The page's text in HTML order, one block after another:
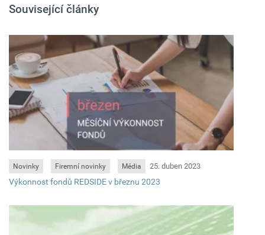
Související články
Novinky Firemní novinky Média 25. duben 2023
Výkonnost fondů REDSIDE v březnu 2023